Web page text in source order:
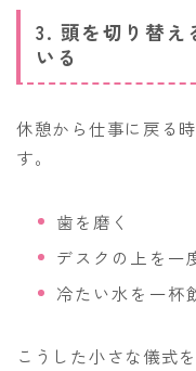
3. 頭を切り替え
いる
休憩から仕事に戻る
す。
歯を磨く
デスクの上を一
冷たい水を一杯
こうした小さな儀式